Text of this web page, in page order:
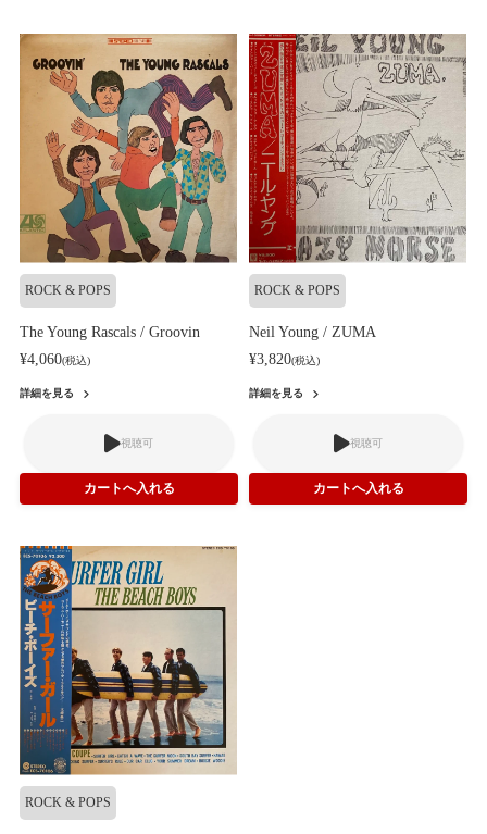
ROCK & POPS
The Young Rascals / Groovin
¥4,060(税込)
詳細を見る
視聴可
ROCK & POPS
Neil Young / ZUMA
¥3,820(税込)
詳細を見る
視聴可
ROCK & POPS